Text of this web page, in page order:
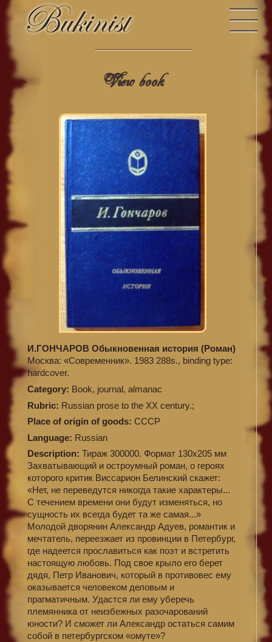
View book
И.ГОНЧАРОВ Обыкновенная история (Роман)
Москва: «Современник». 1983 288s., binding type:
hardcover.
Category: Book, journal, almanac
Rubric: Russian prose to the XX century.;
Place of origin of goods: СССР
Language: Russian
Description: Тираж 300000. Формат 130х205 мм
Захватывающий и остроумный роман, о героях
которого критик Виссарион Белинский скажет:
«Нет, не переведутся никогда такие характеры...
С течением времени они будут изменяться, но
сущность их всегда будет та же самая...»
Молодой дворянин Александр Адуев, романтик и
мечтатель, переезжает из провинции в Петербург,
где надеется прославиться как поэт и встретить
настоящую любовь. Под свое крыло его берет
дядя, Петр Иванович, который в противовес ему
оказывается человеком деловым и
прагматичным. Удастся ли ему уберечь
племянника от неизбежных разочарований
юности? И сможет ли Александр остаться самим
собой в петербургском «омуте»?